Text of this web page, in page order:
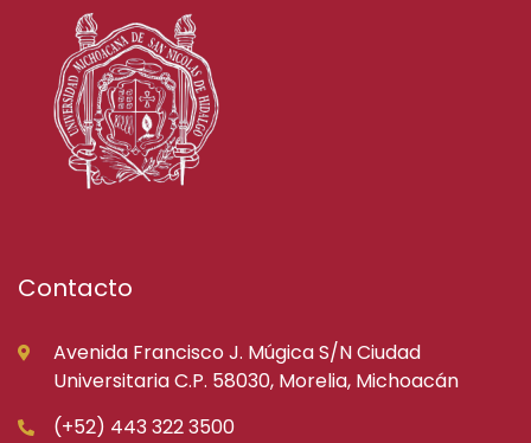
Contacto
Avenida Francisco J. Múgica S/N Ciudad
Universitaria C.P. 58030, Morelia, Michoacán
(+52) 443 322 3500